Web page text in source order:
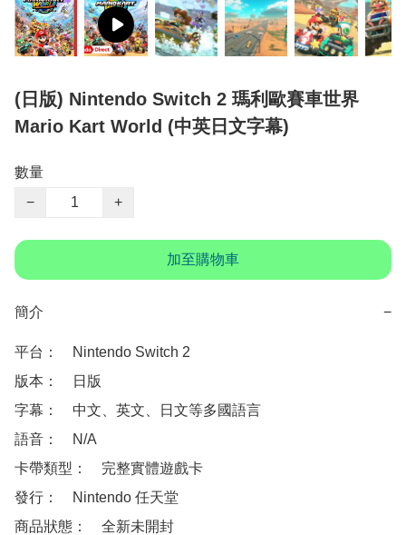
(日版) Nintendo Switch 2 瑪利歐賽車世界
Mario Kart World (中英日文字幕)
數量
−
+
加至購物車
簡介 −
平台：　Nintendo Switch 2
版本：　日版
字幕：　中文、英文、日文等多國語言
語音：　N/A
卡帶類型：　完整實體遊戲卡
發行：　Nintendo 任天堂
商品狀態：　全新未開封